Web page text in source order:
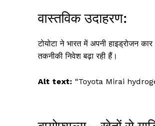
वास्तविक उदाहरण:
टोयोटा ने भारत में अपनी हाइड्रोजन
तकनीकी निवेश बढ़ा रही हैं।
Alt text: “Toyota Mirai